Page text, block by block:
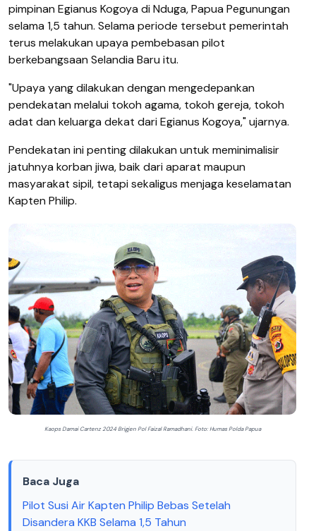
pimpinan Egianus Kogoya di Nduga, Papua Pegunungan
selama 1,5 tahun. Selama periode tersebut pemerintah
terus melakukan upaya pembebasan pilot
berkebangsaan Selandia Baru itu.
"Upaya yang dilakukan dengan mengedepankan
pendekatan melalui tokoh agama, tokoh gereja, tokoh
adat dan keluarga dekat dari Egianus Kogoya," ujarnya.
Pendekatan ini penting dilakukan untuk meminimalisir
jatuhnya korban jiwa, baik dari aparat maupun
masyarakat sipil, tetapi sekaligus menjaga keselamatan
Kapten Philip.
Kaops Damai Cartenz 2024 Brigjen Pol Faizal Ramadhani. Foto: Humas Polda Papua
Baca Juga
Pilot Susi Air Kapten Philip Bebas Setelah
Disandera KKB Selama 1,5 Tahun